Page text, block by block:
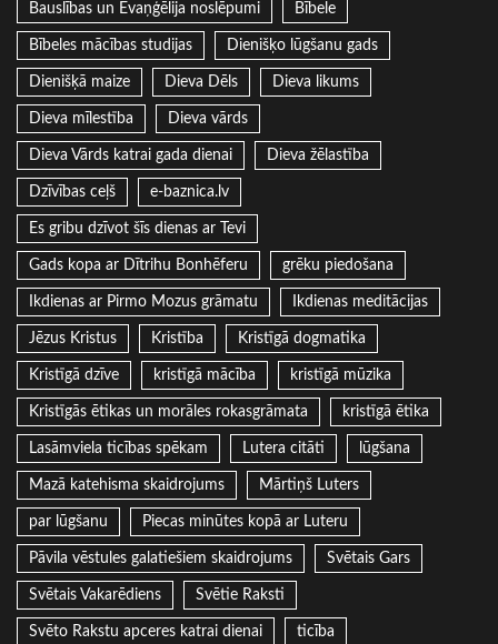
Bauslības un Evaņģēlija noslēpumi Bībele
Bībeles mācības studijas Dienišķo lūgšanu gads
Dienišķā maize Dieva Dēls Dieva likums
Dieva mīlestība Dieva vārds
Dieva Vārds katrai gada dienai Dieva žēlastība
Dzīvības ceļš e-baznica.lv
Es gribu dzīvot šīs dienas ar Tevi
Gads kopa ar Dītrihu Bonhēferu grēku piedošana
Ikdienas ar Pirmo Mozus grāmatu Ikdienas meditācijas
Jēzus Kristus Kristība Kristīgā dogmatika
Kristīgā dzīve kristīgā mācība kristīgā mūzika
Kristīgās ētikas un morāles rokasgrāmata kristīgā ētika
Lasāmviela ticības spēkam Lutera citāti lūgšana
Mazā katehisma skaidrojums Mārtiņš Luters
par lūgšanu Piecas minūtes kopā ar Luteru
Pāvila vēstules galatiešiem skaidrojums Svētais Gars
Svētais Vakarēdiens Svētie Raksti
Svēto Rakstu apceres katrai dienai ticība